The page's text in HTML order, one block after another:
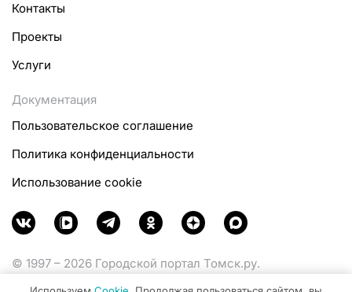
Контакты
Проекты
Услуги
Документация
Пользовательское соглашение
Политика конфиденциальности
Использование cookie
© 1997 – 2026 Городской портал Томск.ру.